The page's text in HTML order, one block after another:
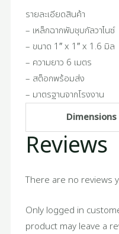
รายละเอียดสินค้า
– เหล็กฉากพับชุบกัลวาไนซ์
– ขนาด 1″ x 1″ x 1.6 มิล
– ความยาว 6 เมตร
– สต็อกพร้อมส่ง
– มาตรฐานจากโรงงาน
Dimensions
Reviews
There are no reviews
Only logged in
product may leave a